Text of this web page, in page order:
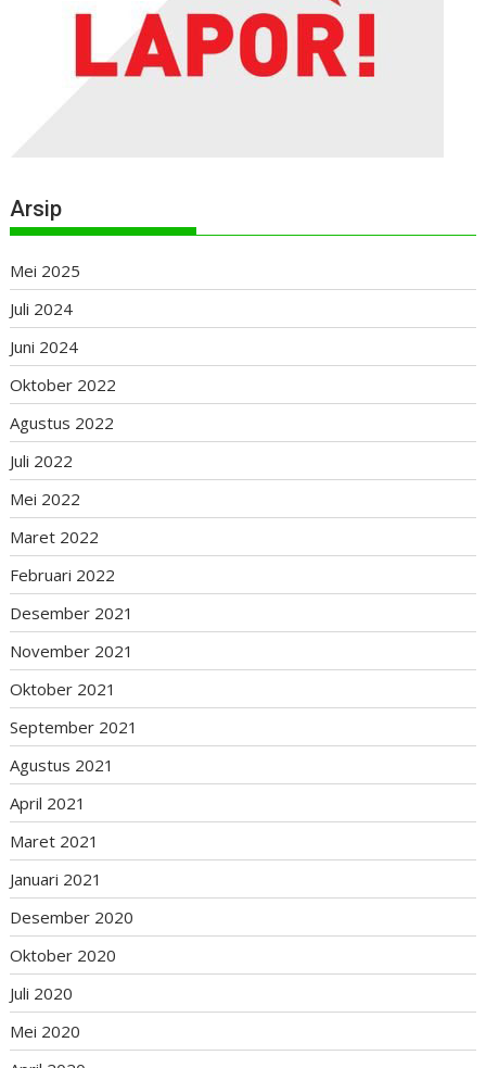
Arsip
Mei 2025
Juli 2024
Juni 2024
Oktober 2022
Agustus 2022
Juli 2022
Mei 2022
Maret 2022
Februari 2022
Desember 2021
November 2021
Oktober 2021
September 2021
Agustus 2021
April 2021
Maret 2021
Januari 2021
Desember 2020
Oktober 2020
Juli 2020
Mei 2020